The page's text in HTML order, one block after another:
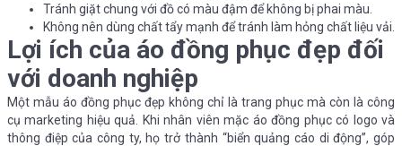
Tránh giặt chung với đồ có màu đậm để không bị phai màu.
Không nên dùng chất tẩy mạnh để tránh làm hỏng chất liệu vải.
Lợi ích của áo đồng phục đẹp đối
với doanh nghiệp
Một mẫu áo đồng phục đẹp không chỉ là trang phục mà còn là công
cụ marketing hiệu quả. Khi nhân viên mặc áo đồng phục có logo và
thông điệp của công ty, họ trở thành “biển quảng cáo di động”, góp